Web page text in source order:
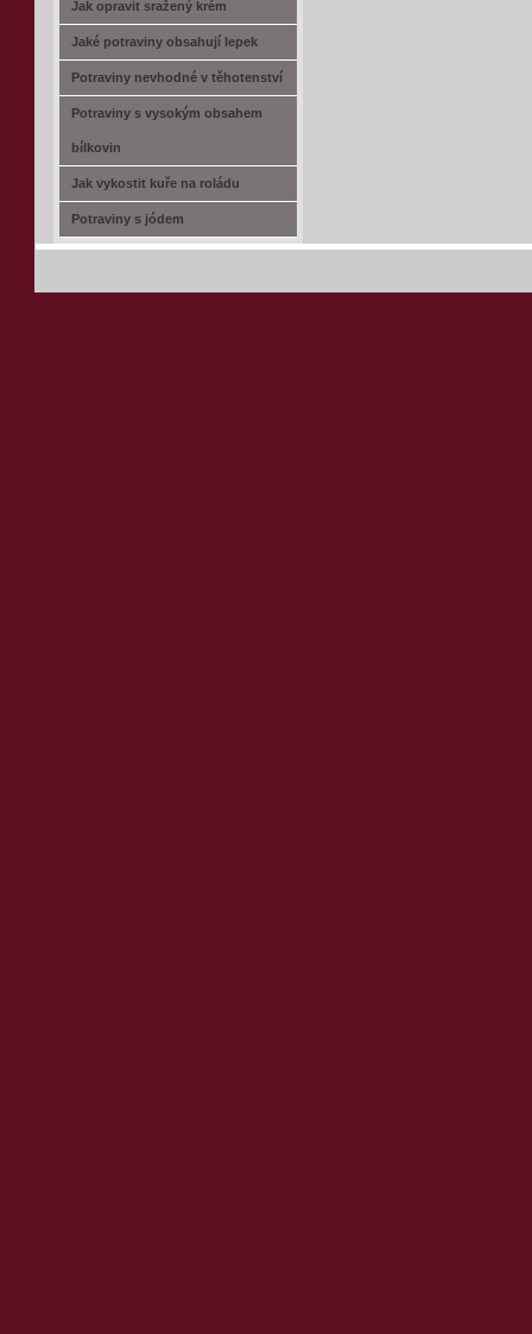
Jak opravit sražený krém
Jaké potraviny obsahují lepek
Potraviny nevhodné v těhotenství
Potraviny s vysokým obsahem
bílkovin
Jak vykostit kuře na roládu
Potraviny s jódem